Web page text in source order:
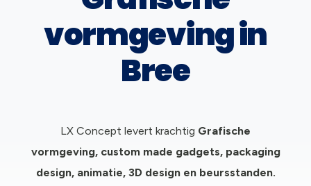
vormgeving in
Bree
LX Concept levert krachtig Grafische
vormgeving, custom made gadgets, packaging
design, animatie, 3D design en beursstanden.